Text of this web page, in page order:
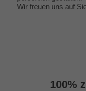
Wir freuen uns auf
100%